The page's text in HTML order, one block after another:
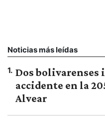
Noticias más leídas
1. Dos bolivarenses
accidente en la
Alvear